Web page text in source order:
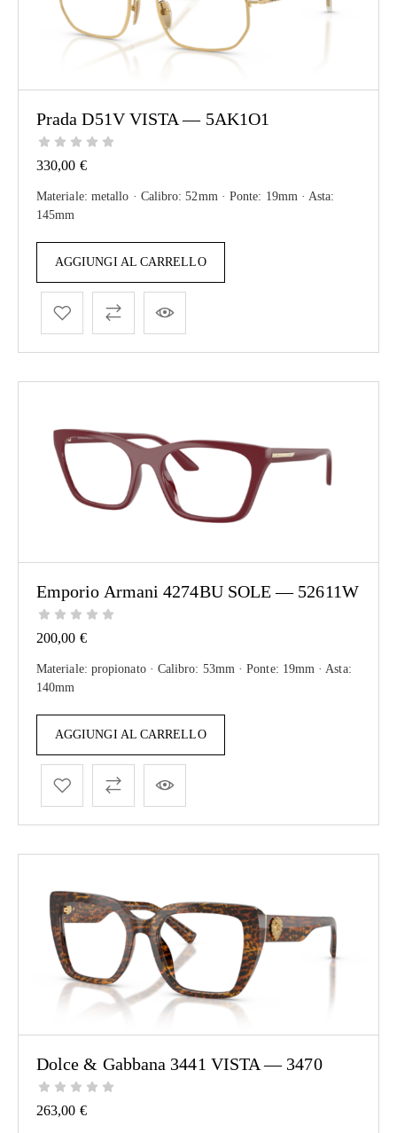
Prada D51V VISTA — 5AK1O1
330,00 €
Materiale: metallo · Calibro: 52mm · Ponte: 19mm · Asta:
145mm
AGGIUNGI AL CARRELLO
Emporio Armani 4274BU SOLE — 52611W
200,00 €
Materiale: propionato · Calibro: 53mm · Ponte: 19mm · Asta:
140mm
AGGIUNGI AL CARRELLO
Dolce & Gabbana 3441 VISTA — 3470
263,00 €